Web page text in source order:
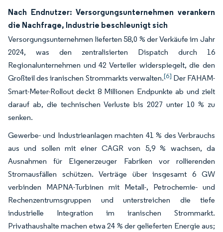
Nach Endnutzer: Versorgungsunternehmen verankern
die Nachfrage, Industrie beschleunigt sich
Versorgungsunternehmen lieferten 58,0 % der Verkäufe im Jahr
2024, was den zentralisierten Dispatch durch 16
Regionalunternehmen und 42 Verteiler widerspiegelt, die den
Großteil des iranischen Strommarkts verwalten.[6] Der FAHAM-
Smart-Meter-Rollout deckt 8 Millionen Endpunkte ab und zielt
darauf ab, die technischen Verluste bis 2027 unter 10 % zu
senken.
Gewerbe- und Industrieanlagen machten 41 % des Verbrauchs
aus und sollen mit einer CAGR von 5,9 % wachsen, da
Ausnahmen für Eigenerzeuger Fabriken vor rollierenden
Stromausfällen schützen. Verträge über insgesamt 6 GW
verbinden MAPNA-Turbinen mit Metall-, Petrochemie- und
Rechenzentrumsgruppen und unterstreichen die tiefe
industrielle Integration im iranischen Strommarkt.
Privathaushalte machen etwa 24 % der gelieferten Energie aus;